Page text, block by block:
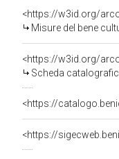
<https://w3id.org/
Misure del bene
<https://w3id.org/
Scheda
<https://
<https://